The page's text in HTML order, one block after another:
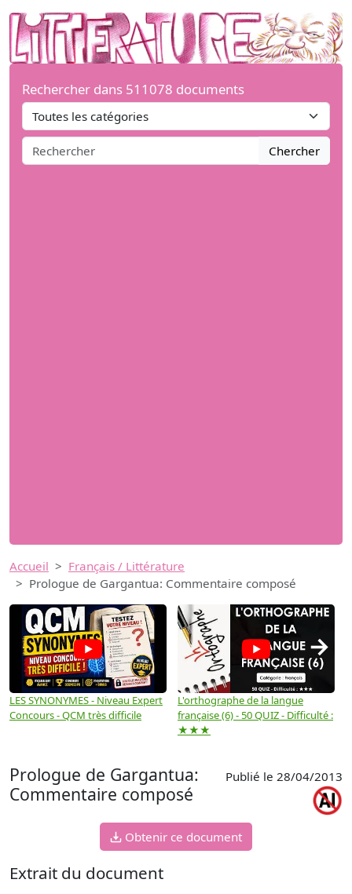
Rechercher dans 511078 documents
Chercher
Accueil
Français / Littérature
Prologue de Gargantua: Commentaire composé
LES SYNONYMES - Niveau Expert
Concours - QCM très difficile
L'orthographe de la langue
française (6) - 50 QUIZ - Difficulté :
★★★
→
Prologue de Gargantua:
Commentaire composé
Publié le 28/04/2013
Obtenir ce document
Extrait du document